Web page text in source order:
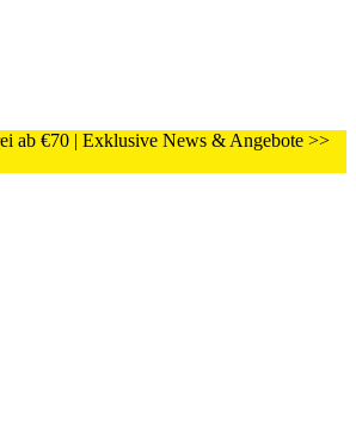
ab €70 | Exklusive News & Angebote >>